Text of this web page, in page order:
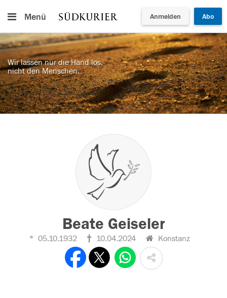
Menü Anmelden Abo
Wir lassen nur die Hand los,
nicht den Menschen.
Beate Geiseler
05.10.1932 10.04.2024 Konstanz